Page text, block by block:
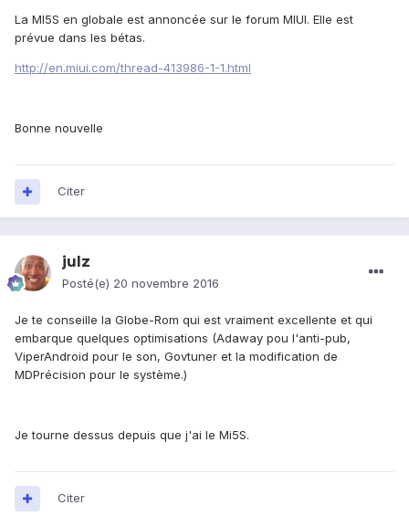
La MI5S en globale est annoncée sur le forum MIUI. Elle est
prévue dans les bétas.
http://en.miui.com/thread-413986-1-1.html
Bonne nouvelle
Citer
julz
Posté(e) 20 novembre 2016
Je te conseille la Globe-Rom qui est vraiment excellente et qui
embarque quelques optimisations (Adaway pou l'anti-pub,
ViperAndroid pour le son, Govtuner et la modification de
MDPrécision pour le système.)
Je tourne dessus depuis que j'ai le Mi5S.
Citer